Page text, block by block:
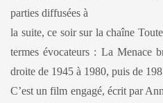
parties diffusées à
la suite, ce soir sur la chaîne
termes évocateurs : La Menace
droite de 1945 à 1980, puis de
C’est un film engagé, écrit par